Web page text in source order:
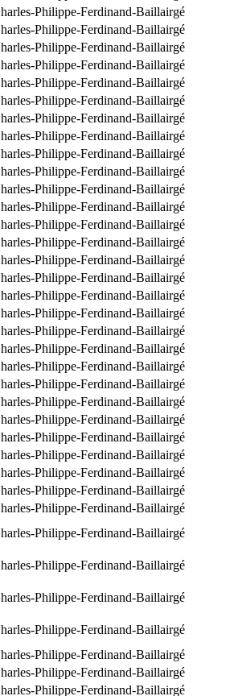
Philippe-Ferdinand-Baillairgé
Philippe-Ferdinand-Baillairgé
Philippe-Ferdinand-Baillairgé
Philippe-Ferdinand-Baillairgé
Philippe-Ferdinand-Baillairgé
Philippe-Ferdinand-Baillairgé
Philippe-Ferdinand-Baillairgé
Philippe-Ferdinand-Baillairgé
Philippe-Ferdinand-Baillairgé
Philippe-Ferdinand-Baillairgé
Philippe-Ferdinand-Baillairgé
Philippe-Ferdinand-Baillairgé
Philippe-Ferdinand-Baillairgé
Philippe-Ferdinand-Baillairgé
Philippe-Ferdinand-Baillairgé
Philippe-Ferdinand-Baillairgé
Philippe-Ferdinand-Baillairgé
Philippe-Ferdinand-Baillairgé
Philippe-Ferdinand-Baillairgé
Philippe-Ferdinand-Baillairgé
Philippe-Ferdinand-Baillairgé
Philippe-Ferdinand-Baillairgé
Philippe-Ferdinand-Baillairgé
Philippe-Ferdinand-Baillairgé
Philippe-Ferdinand-Baillairgé
Philippe-Ferdinand-Baillairgé
Philippe-Ferdinand-Baillairgé
Philippe-Ferdinand-Baillairgé
Philippe-Ferdinand-Baillairgé
Philippe-Ferdinand-Baillairgé
Philippe-Ferdinand-Baillairgé
Philippe-Ferdinand-Baillairgé
Philippe-Ferdinand-Baillairgé
Philippe-Ferdinand-Baillairgé
Philippe-Ferdinand-Baillairgé
Philippe-Ferdinand-Baillairgé